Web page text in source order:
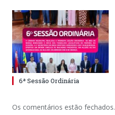
6ª Sessão Ordinária
Os comentários estão fechados.